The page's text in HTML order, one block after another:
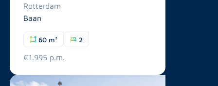
Rotterdam
Baan
60 m² 2
€1.995 p.m.